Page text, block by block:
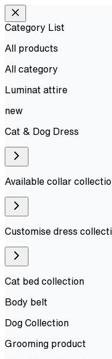
Category List
All products
All category
Luminat attire
new
Cat & Dog Dress
Available collar
Customise dress
Cat bed collection
Body belt
Dog Collection
Grooming product